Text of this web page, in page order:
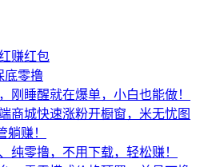
赚红包
底零撸
刚睡醒就在爆单，小白也能做！
商城快速涨粉开橱窗，米无忧图
赚！
纯零撸，不用下载，轻松赚！